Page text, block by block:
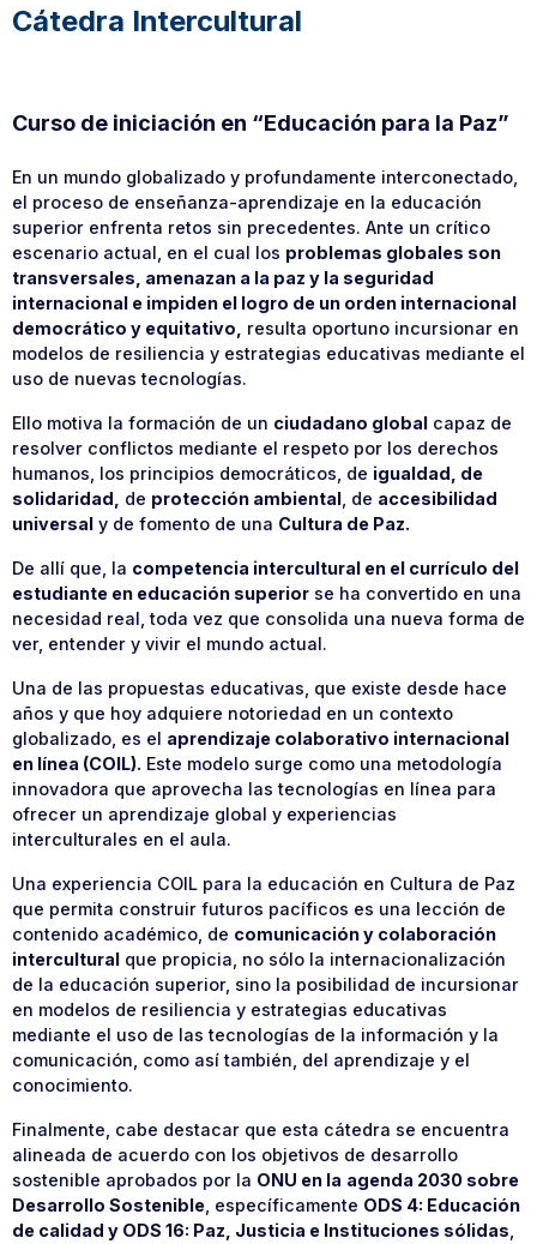
Cátedra Intercultural
Curso de iniciación en “Educación para la Paz”
En un mundo globalizado y profundamente interconectado,
el proceso de enseñanza-aprendizaje en la educación
superior enfrenta retos sin precedentes. Ante un crítico
escenario actual, en el cual los problemas globales son
transversales, amenazan a la paz y la seguridad
internacional e impiden el logro de un orden internacional
democrático y equitativo,
resulta oportuno incursionar en
modelos de resiliencia y estrategias educativas mediante el
uso de nuevas tecnologías.
Ello motiva la formación de un ciudadano global capaz de
resolver conflictos mediante el respeto por los derechos
humanos, los principios democráticos, de igualdad, de
solidaridad,
de protección ambiental , de accesibilidad
universal y de fomento de una Cultura de Paz.
De allí que, la competencia intercultural en el currículo del
estudiante en educación superior se ha convertido en una
necesidad real, toda vez que consolida una nueva forma de
ver, entender y vivir el mundo actual.
Una de las propuestas educativas, que existe desde hace
años y que hoy adquiere notoriedad en un contexto
globalizado, es el aprendizaje colaborativo internacional
en línea (COIL). Este modelo surge como una metodología
innovadora que aprovecha las tecnologías en línea para
ofrecer un aprendizaje global y experiencias
interculturales en el aula.
Una experiencia COIL para la educación en Cultura de Paz
que permita construir futuros pacíficos es una lección de
contenido académico, de comunicación y colaboración
intercultural que propicia, no sólo la internacionalización
de la educación superior, sino la posibilidad de incursionar
en modelos de resiliencia y estrategias educativas
mediante el uso de las tecnologías de la información y la
comunicación, como así también, del aprendizaje y el
conocimiento.
Finalmente, cabe destacar que esta cátedra se encuentra
alineada de acuerdo con los objetivos de desarrollo
sostenible aprobados por la ONU en la agenda 2030 sobre
Desarrollo Sostenible , específicamente ODS 4: Educación
de calidad y ODS 16: Paz, Justicia e Instituciones sólidas